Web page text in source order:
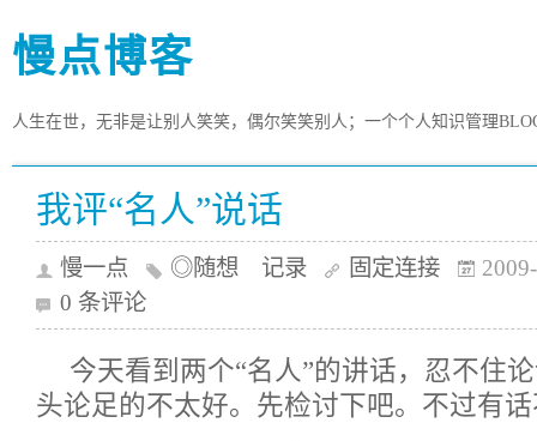
慢点博客
人生在世，无非是让别人笑笑，偶尔笑笑别人；一个个人知识管理
我评“名人”说话
慢一点 ◎随想 记录 固定连接
0 条评论
今天看到两个“名人”的讲话，忍不住
头论足的不太好。先检讨下吧。不过有